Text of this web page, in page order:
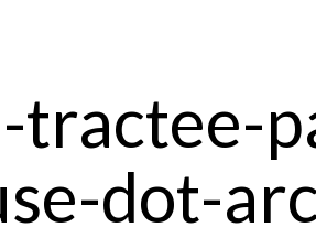
tractee-
dot-